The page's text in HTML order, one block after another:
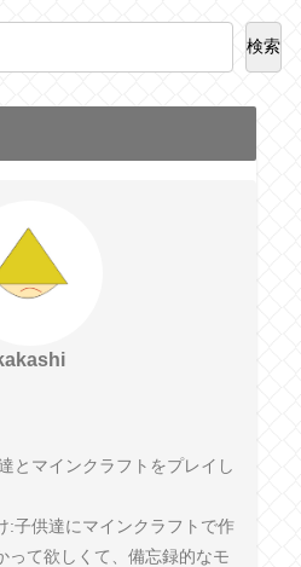
検索
とマインクラフトをプレイし
:子供達にマインクラフトで作
って欲しくて、備忘録的なモ